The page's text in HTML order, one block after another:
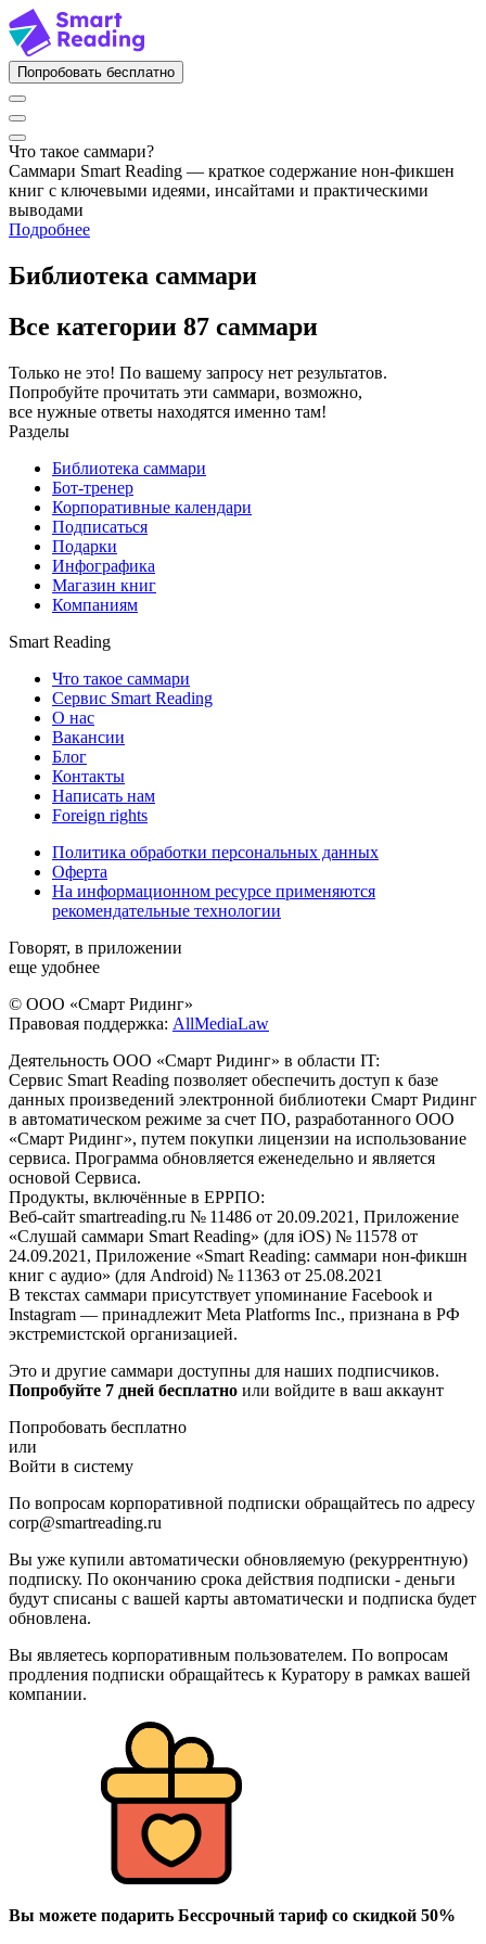
Попробовать бесплатно
Что такое саммари?
Саммари Smart Reading — краткое содержание нон-фикшен
книг с ключевыми идеями, инсайтами и практическими
выводами
Подробнее
Библиотека саммари
Все категории 87 саммари
Только не это! По вашему запросу нет результатов.
Попробуйте прочитать эти саммари, возможно,
все нужные ответы находятся именно там!
Разделы
Библиотека саммари
Бот-тренер
Корпоративные календари
Подписаться
Подарки
Инфографика
Магазин книг
Компаниям
Smart Reading
Что такое саммари
Сервис Smart Reading
О нас
Вакансии
Блог
Контакты
Написать нам
Foreign rights
Политика обработки персональных данных
Оферта
На информационном ресурсе применяются
рекомендательные технологии
Говорят, в приложении
еще удобнее
© ООО «Смарт Ридинг»
Правовая поддержка: AllMediaLaw
Деятельность ООО «Смарт Ридинг» в области IT:
Сервис Smart Reading позволяет обеспечить доступ к базе
данных произведений электронной библиотеки Смарт Ридинг
в автоматическом режиме за счет ПО, разработанного ООО
«Смарт Ридинг», путем покупки лицензии на использование
сервиса. Программа обновляется еженедельно и является
основой Сервиса.
Продукты, включённые в ЕРРПО:
Веб-сайт smartreading.ru № 11486 от 20.09.2021, Приложение
«Слушай саммари Smart Reading» (для iOS) № 11578 от
24.09.2021, Приложение «Smart Reading: саммари нон-фикшн
книг с аудио» (для Android) № 11363 от 25.08.2021
В текстах саммари присутствует упоминание Facebook и
Instagram — принадлежит Meta Platforms Inc., признана в РФ
экстремистской организацией.
Это и другие саммари доступны для наших подписчиков.
Попробуйте 7 дней бесплатно или войдите в ваш аккаунт
Попробовать бесплатно
или
Войти в систему
По вопросам корпоративной подписки обращайтесь по адресу
corp@smartreading.ru
Вы уже купили автоматически обновляемую (рекуррентную)
подписку. По окончанию срока действия подписки - деньги
будут списаны с вашей карты автоматически и подписка будет
обновлена.
Вы являетесь корпоративным пользователем. По вопросам
продления подписки обращайтесь к Куратору в рамках вашей
компании.
Вы можете подарить Бессрочный тариф со скидкой 50%